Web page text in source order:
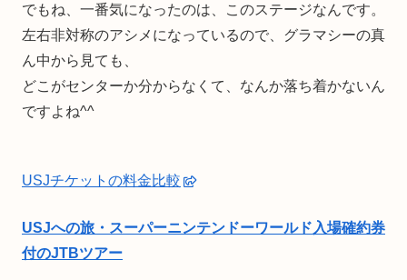
でもね、一番気になったのは、このステージなんです。
左右非対称のアシメになっているので、グラマシーの真
ん中から見ても、
どこがセンターか分からなくて、なんか落ち着かないん
ですよね^^
USJチケットの料金比較
USJへの旅・スーパーニンテンドーワールド入場確約券
付のJTBツアー